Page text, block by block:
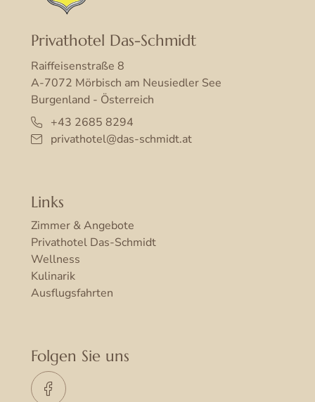
Privathotel Das-Schmidt
Raiffeisenstraße 8
A-7072 Mörbisch am Neusiedler See
Burgenland - Österreich
+43 2685 8294
privathotel@das-schmidt.at
Links
Zimmer & Angebote
Privathotel Das-Schmidt
Wellness
Kulinarik
Ausflugsfahrten
Folgen Sie uns